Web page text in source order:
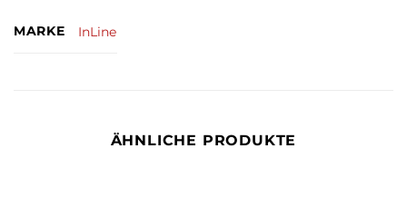
MARKE InLine
ÄHNLICHE PRODUKTE